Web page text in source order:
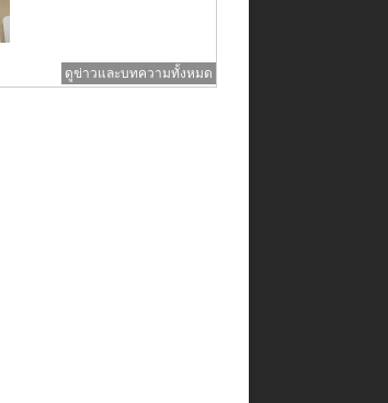
ดูข่าวและบทความทั้งหมด